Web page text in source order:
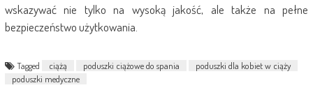
wskazywać nie tylko na wysoką jakość, ale także na pełne
bezpieczeństwo użytkowania.
Tagged ciążą poduszki ciążowe do spania
poduszki dla kobiet w ciąży
poduszki medyczne